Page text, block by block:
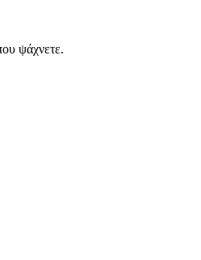
ψάχνετε.